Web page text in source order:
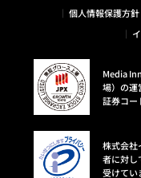
個人情報保護方針
Media
場）の運
証券コー
株式会社
者に対し
受けてい